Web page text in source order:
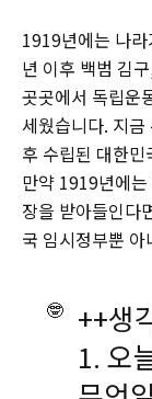
1919년에는 나
년 이후 백범 김
곳곳에서 독립운
세웠습니다. 지
후 수립된 대한
만약 1919년에
장을 받아들인다
국 임시정부뿐
🤓 ++생
1. 오